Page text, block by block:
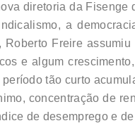
diretoria da
a
Roberto Freire
e algum
tão curto
concentração de
de desemprego e